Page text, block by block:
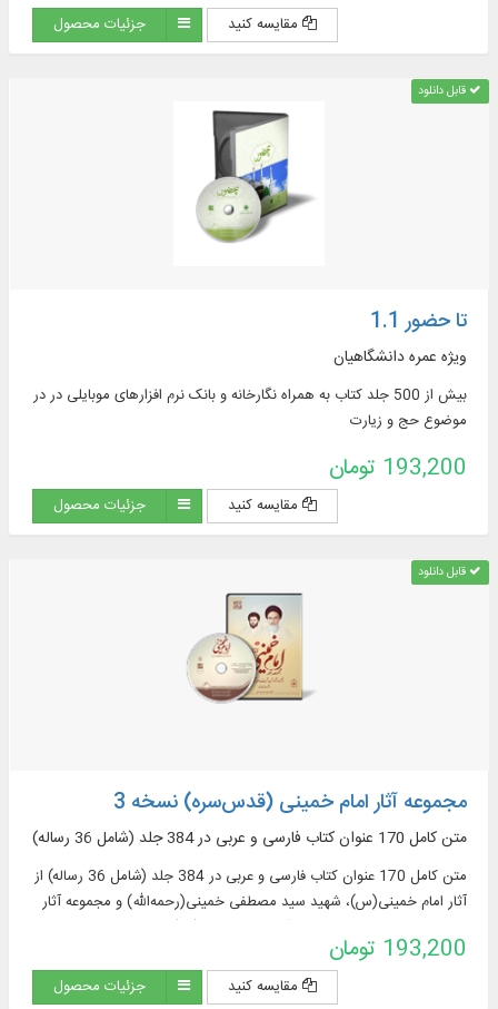
مقایسه کنید جزئیات محصول
قابل دانلود
تا حضور 1.1
ویژه عمره دانشگاهیان
بیش از 500 جلد کتاب به همراه نگارخانه و بانک نرم افزارهای موبایلی در در
موضوع حج و زیارت
193,200 تومان
مقایسه کنید جزئیات محصول
قابل دانلود
مجموعه آثار امام خمینی (‌قدس‌سره) نسخه 3
متن کامل 170 عنوان کتاب فارسی و عربی در 384 جلد (شامل 36 رساله)
متن کامل 170 عنوان کتاب فارسی و عربی در 384 جلد (شامل 36 رساله) از
آثار امام خمینی(س)، شهید سید مصطفی خمینی(رحمه‌الله) و مجموعه آثار
193,200 تومان
مقایسه کنید جزئیات محصول